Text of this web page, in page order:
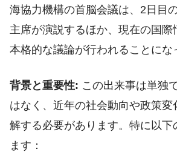
海協力機構の首脳会議は、2日目
主席が演説するほか、現在の国際
本格的な議論が行われることにな
背景と重要性: この出来事は単独
はなく、近年の社会動向や政策変
解する必要があります。特に以下
ます：